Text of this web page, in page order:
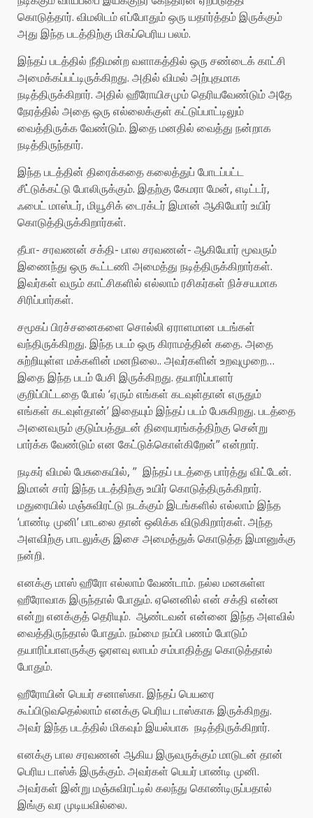
கொடுத்தார். விமலிடம் எப்போதும் ஒரு யதார்த்தம் இருக்கும்
அது இந்த படத்திற்கு மிகப்பெரிய பலம்.
இந்தப் படத்தில் நீதிமன்ற வளாகத்தில் ஒரு சண்டைக் காட்சி
அமைக்கப்பட்டிருக்கிறது. அதில் விமல் அற்புதமாக
நடித்திருக்கிறார். அதில் ஹீரோயிசமும் தெரியவேண்டும் அதே
நேரத்தில் அதை ஒரு எல்லைக்குள் கட்டுப்பாட்டிலும்
வைத்திருக்க வேண்டும். இதை மனதில் வைத்து நன்றாக
நடித்திருந்தார்.
இந்த படத்தின் திரைக்கதை கலைத்துப் போடப்பட்ட
சீட்டுக்கட்டு போலிருக்கும்.‌ இதற்கு கேமரா மேன், எடிட்டர்,
ஃபைட் மாஸ்டர், மியூசிக் டைரக்டர் இமான் ஆகியோர் உயிர்
கொடுத்திருக்கிறார்கள்.
தீபா- சரவணன் சக்தி- பால சரவணன்- ஆகியோர் மூவரும்
இணைந்து ஒரு கூட்டணி அமைத்து நடித்திருக்கிறார்கள்.
இவர்கள் வரும் காட்சிகளில் எல்லாம் ரசிகர்கள் நிச்சயமாக
சிரிப்பார்கள்.
சமூகப் பிரச்சனைகளை சொல்லி ஏராளமான படங்கள்
வந்திருக்கிறது. இந்த படம் ஒரு கிராமத்தின் கதை. அதை
சுற்றியுள்ள மக்களின் மனநிலை.. அவர்களின் உறவுமுறை…
இதை இந்த படம் பேசி இருக்கிறது. தயாரிப்பாளர்
குறிப்பிட்டதை போல் ‘ஏரும் எங்கள் கடவுள்தான் எருதும்
எங்கள் கடவுள்தான்’ இதையும் இந்தப் படம் பேசுகிறது. படத்தை
அனைவரும் குடும்பத்துடன் திரையரங்கத்திற்கு சென்று
பார்க்க வேண்டும் என கேட்டுக்கொள்கிறேன்” என்றார்.
நடிகர் விமல் பேசுகையில், ” இந்தப் படத்தை பார்த்து விட்டேன்.
இமான் சார் இந்த படத்திற்கு உயிர் கொடுத்திருக்கிறார்.‌
மதுரையில் மஞ்சுவிரட்டு நடக்கும் இடங்களில் எல்லாம் இந்த
‘பாண்டி முனி’ பாடலை தான் ஒலிக்க விடுகிறார்கள். அந்த
அளவிற்கு பாடலுக்கு இசை அமைத்துக் கொடுத்த இமானுக்கு
நன்றி.
எனக்கு மாஸ் ஹீரோ எல்லாம் வேண்டாம். நல்ல மனசுள்ள
ஹீரோவாக இருந்தால் போதும். ஏனெனில் என் சக்தி என்ன
என்று எனக்குத் தெரியும். ஆண்டவன் என்னை இந்த அளவில்
வைத்திருந்தால் போதும். நம்மை நம்பி பணம் போடும்
தயாரிப்பாளருக்கு ஓரளவு லாபம் சம்பாதித்து கொடுத்தால்
போதும்.
ஹீரோயின் பெயர் சனாஸ்கா. இந்தப் பெயரை
கூப்பிடுவதெல்லாம் எனக்கு பெரிய டாஸ்காக இருக்கிறது.
அவர் இந்த படத்தில் மிகவும் இயல்பாக நடித்திருக்கிறார்.
எனக்கு பால சரவணன் ஆகிய இருவருக்கும் மாடுடன் தான்
பெரிய டாஸ்க் இருக்கும். அவர்கள் பெயர் பாண்டி முனி.
அவர்கள் இன்று மஞ்சுவிரட்டில் கலந்து கொண்டிருப்பதால்
இங்கு வர முடியவில்லை.